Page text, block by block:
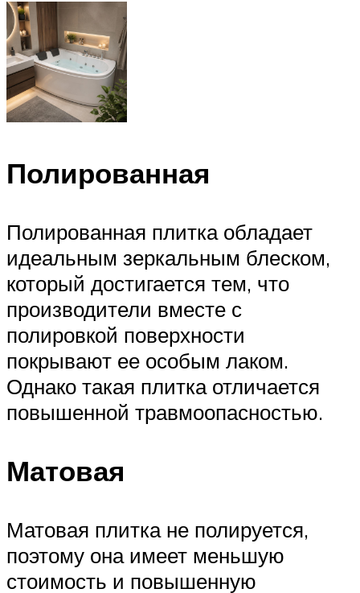
Полированная
Полированная плитка обладает
идеальным зеркальным блеском,
который достигается тем, что
производители вместе с
полировкой поверхности
покрывают ее особым лаком.
Однако такая плитка отличается
повышенной травмоопасностью.
Матовая
Матовая плитка не полируется,
поэтому она имеет меньшую
стоимость и повышенную